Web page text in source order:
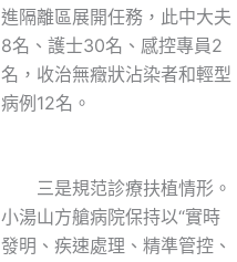
進隔離區展開任務，此中大夫
8名、護士30名、感控專員2
名，收治無癥狀沾染者和輕型
病例12名。
三是規范診療扶植情形。
小湯山方艙病院保持以“實時
發明、疾速處理、精準管控、